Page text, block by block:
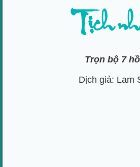
Tịch
Trọn bộ 7
Dịch giả: Lam